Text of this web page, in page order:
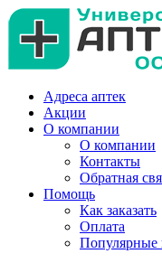
Адреса аптек
Акции
О компании
О компании
Контакты
Обратная
Помощь
Как заказать
Оплата
Популярные